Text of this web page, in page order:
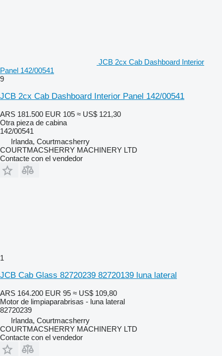
JCB 2cx Cab Dashboard Interior
Panel 142/00541
9
JCB 2cx Cab Dashboard Interior Panel 142/00541
ARS 181.500 EUR 105 ≈ US$ 121,30
Otra pieza de cabina
142/00541
Irlanda, Courtmacsherry
COURTMACSHERRY MACHINERY LTD
Contacte con el vendedor
1
JCB Cab Glass 82720239 82720139 luna lateral
ARS 164.200 EUR 95 ≈ US$ 109,80
Motor de limpiaparabrisas - luna lateral
82720239
Irlanda, Courtmacsherry
COURTMACSHERRY MACHINERY LTD
Contacte con el vendedor